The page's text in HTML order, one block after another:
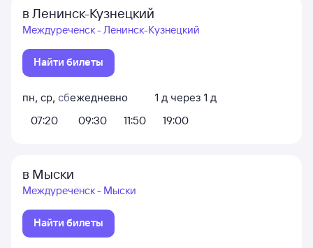
в Ленинск-Кузнецкий
Междуреченск - Ленинск-Кузнецкий
Найти билеты
пн, ср, сб
07:20
ежедневно
09:30
11:50
1 д через 1 д
19:00
в Мыски
Междуреченск - Мыски
Найти билеты